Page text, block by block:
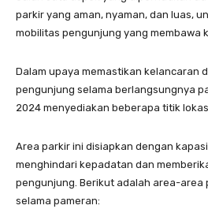
parkir yang aman, nyaman, dan luas,
mobilitas pengunjung yang membawa
Dalam upaya memastikan kelancaran
pengunjung selama berlangsungnya
2024 menyediakan beberapa titik
Area parkir ini disiapkan dengan
menghindari kepadatan dan
pengunjung. Berikut adalah area-area
selama pameran: